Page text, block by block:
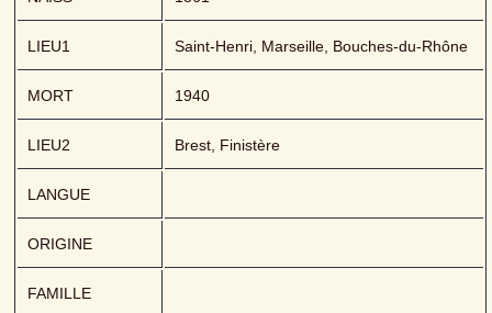
LIEU1 Saint-Henri, Marseille, Bouches-du-Rhône
MORT 1940
LIEU2 Brest, Finistère
LANGUE
ORIGINE
FAMILLE